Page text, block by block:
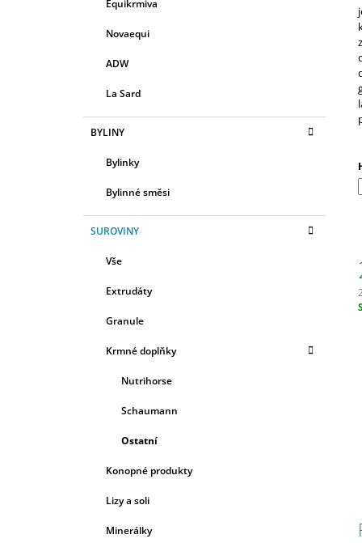
Equikrmiva
Novaequi
ADW
La Sard
BYLINY
Bylinky
Bylinné směsi
SUROVINY
Vše
Extrudáty
Granule
Krmné doplňky
Nutrihorse
Schaumann
Ostatní
Konopné produkty
Lizy a soli
Minerálky
580 Kč